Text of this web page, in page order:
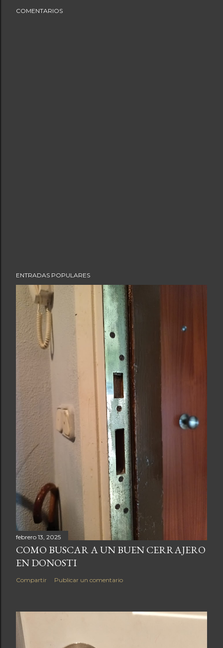
COMENTARIOS
ENTRADAS POPULARES
febrero 13, 2025
COMO BUSCAR A UN BUEN CERRAJERO
EN DONOSTI
Compartir Publicar un comentario